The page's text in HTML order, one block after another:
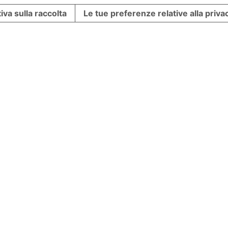
sulla raccolta Le tue preferenze relative alla